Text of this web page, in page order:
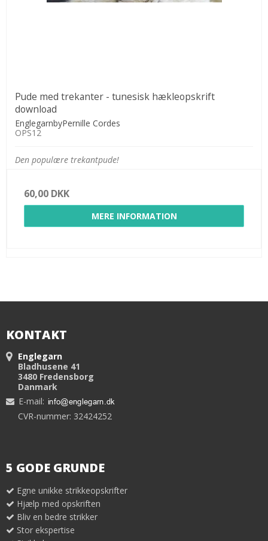
Pude med trekanter - tunesisk hækleopskrift
download
EnglegarnbyPernille Cordes
OPS12
Den populære trekantpude!
60,00 DKK
MERE INFORMATION
KONTAKT
Englegarn
Bladhusene 41
3480 Fredensborg
Danmark
E-mail:
CVR-nummer: 32424252
5 GODE GRUNDE
Egne unikke strikkeopskrifter
Hjælp med opskriften
Bliv en bedre strikker
Stor ekspertise